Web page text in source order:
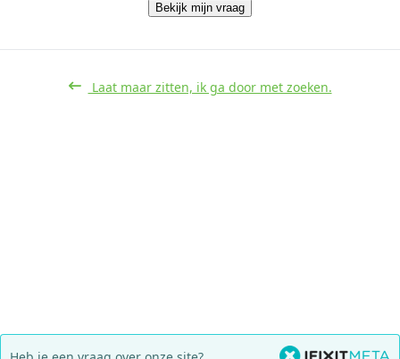
Bekijk mijn vraag
Laat maar zitten, ik ga door met zoeken.